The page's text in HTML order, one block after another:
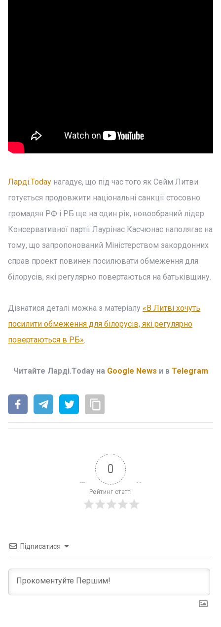
Ларді.Today нагадує, що під час того як Сейм Литви
готується продовжити національні санкції стосовно
громадян РФ і РБ ще на один рік, новообраний лідер
Консервативної партії Лаурінас Касчюнас наполягає на
тому, що запропонований Міністерством закордонних
справ проект повинен посилювати обмеження для
білорусів, які регулярно повертаються на батьківщину.
Дізнатися деталі можна з матеріалу «В Литві хочуть
посилити обмеження для білорусів, які регулярно
повертаються в РБ».
Читайте Ларді.Today на Google News и в Telegram
0
Рейтинг статті
Підписатися